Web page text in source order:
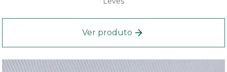
Ver produto